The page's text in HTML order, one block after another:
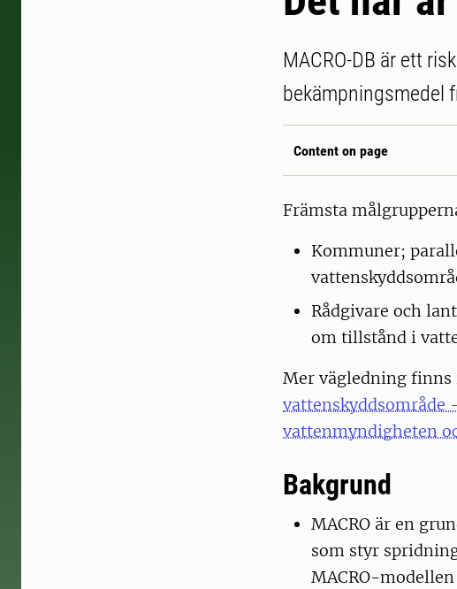
MACRO-DB är ett
bekämpningsmedel
Content on page
Främsta
Kommuner;
Rådgivare och
om tillstånd i
Mer vägledning finns
vattenmyndigheten
Bakgrund
MACRO är en
som styr
MACRO-